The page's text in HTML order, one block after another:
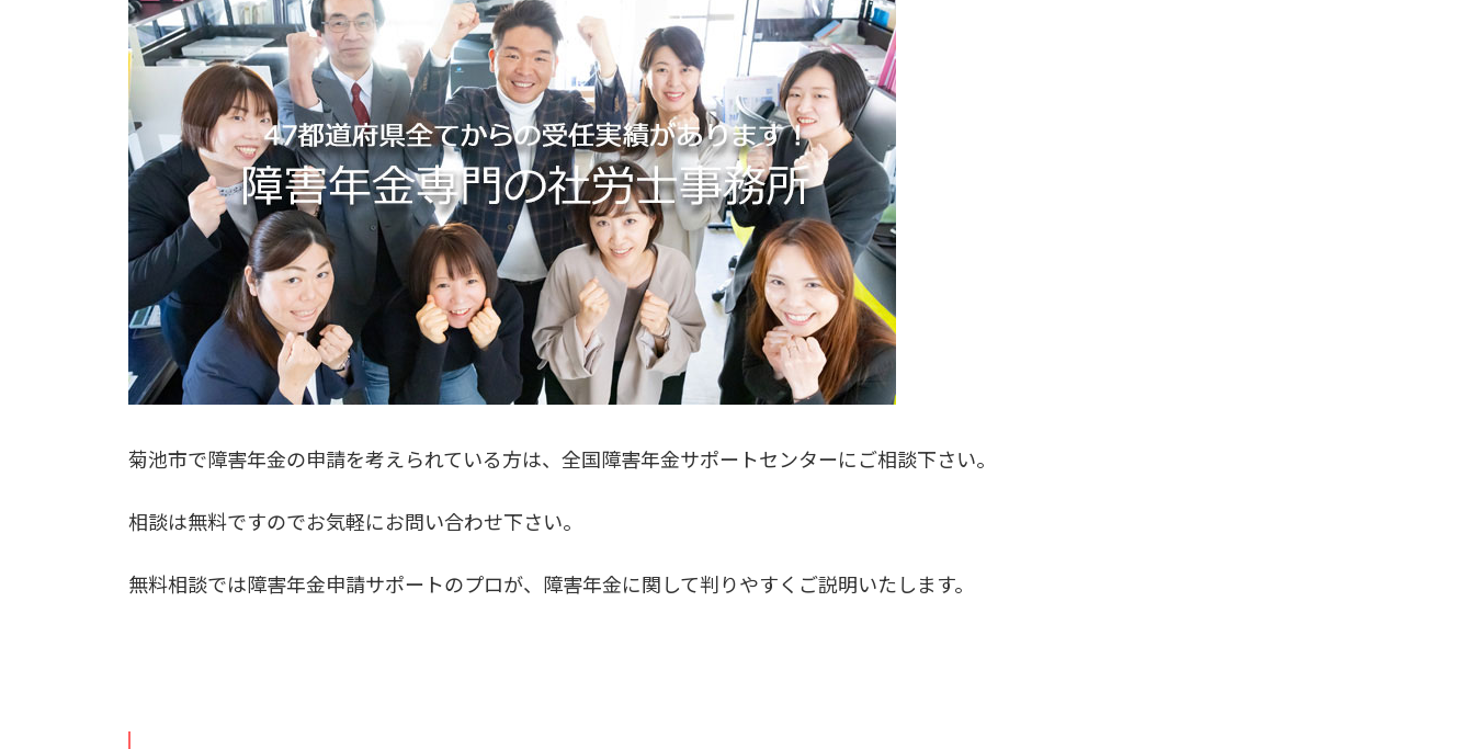
菊池市で障害年金の申請を考えられている方は、全国障害年金サポートセンターにご相談下さい。
相談は無料ですのでお気軽にお問い合わせ下さい。
無料相談では障害年金申請サポートのプロが、障害年金に関して判りやすくご説明いたします。